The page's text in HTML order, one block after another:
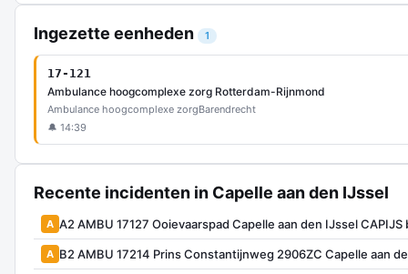
Ingezette eenheden 1
17-121
Ambulance hoogcomplexe zorg Rotterdam-Rijnmond
Ambulance hoogcomplexe zorgBarendrecht
🔔 14:39
Recente incidenten in Capelle aan den IJssel
A A2 AMBU 17127 Ooievaarspad Capelle aan den IJssel CAPIJS
A B2 AMBU 17214 Prins Constantijnweg 2906ZC Capelle aan